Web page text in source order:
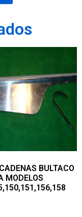
BULTACO
MODELOS